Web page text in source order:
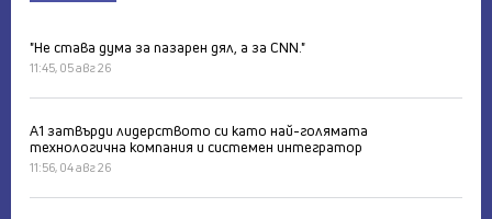
"Не става дума за пазарен дял, а за CNN."
11:45, 05 авг 26
А1 затвърди лидерството си като най-голямата
технологична компания и системен интегратор
11:56, 04 авг 26